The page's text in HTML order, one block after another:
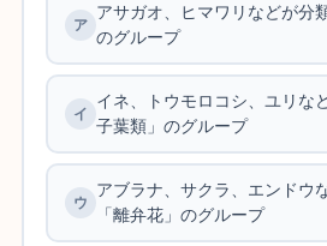
アサガオ、ヒマワリなどが分
のグループ
イネ、トウモロコシ、ユリな
子葉類」のグループ
アブラナ、サクラ、エンドウ
「離弁花」のグループ